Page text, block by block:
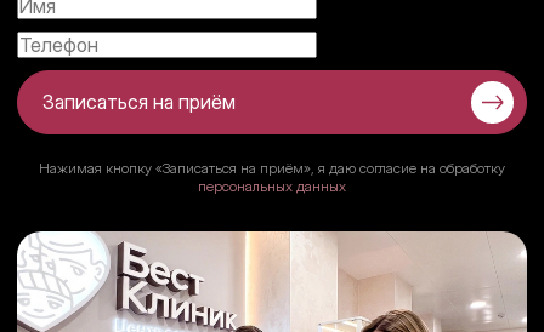
Записаться на приём
Нажимая кнопку «Записаться на приём», я даю согласие на обработку
персональных данных